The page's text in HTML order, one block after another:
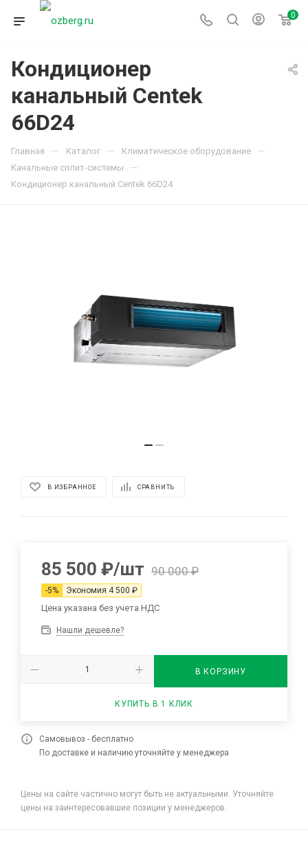
0
Кондиционер
канальный Centek
66D24
Главная — Каталог — Климатическое оборудование —
Канальные сплит-системы —
Кондиционер канальный Centek 66D24
В ИЗБРАННОЕ СРАВНИТЬ
85 500 ₽/шт 90 000₽
-5% Экономия 4 500 ₽
Цена указана без учета НДС
Нашли дешевле?
В КОРЗИНУ
КУПИТЬ В 1 КЛИК
Самовывоз - бесплатно
По доставке и наличию уточняйте у менеджера
Цены на сайте частично могут быть не актуальными. Уточняйте
цены на заинтересовавшие позиции у менеджеров.